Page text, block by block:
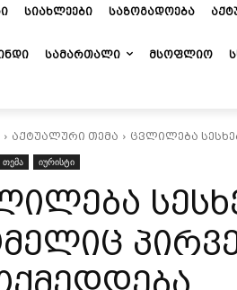
ᲡᲘᲐᲮᲚᲔᲔᲑᲘ ᲡᲐᲖᲝᲒᲐᲓᲝᲔᲑᲐ
ᲡᲐᲛᲐᲠᲗᲐᲚᲘ ᲛᲡᲝᲤᲚᲘᲝ
აქტუალური თემა
ცვლილება
იურისტი